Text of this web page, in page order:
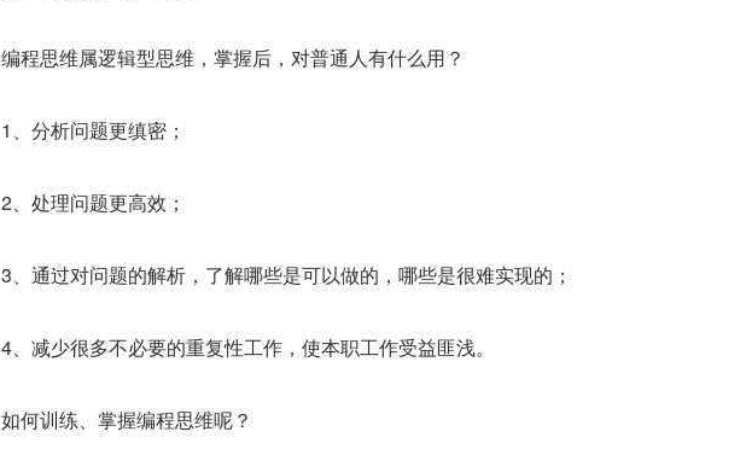
编程思维属逻辑型思维，掌握后，对普通人有什么用？
1、分析问题更缜密；
2、处理问题更高效；
3、通过对问题的解析，了解哪些是可以做的，哪些是很难实现的；
4、减少很多不必要的重复性工作，使本职工作受益匪浅。
如何训练、掌握编程思维呢？